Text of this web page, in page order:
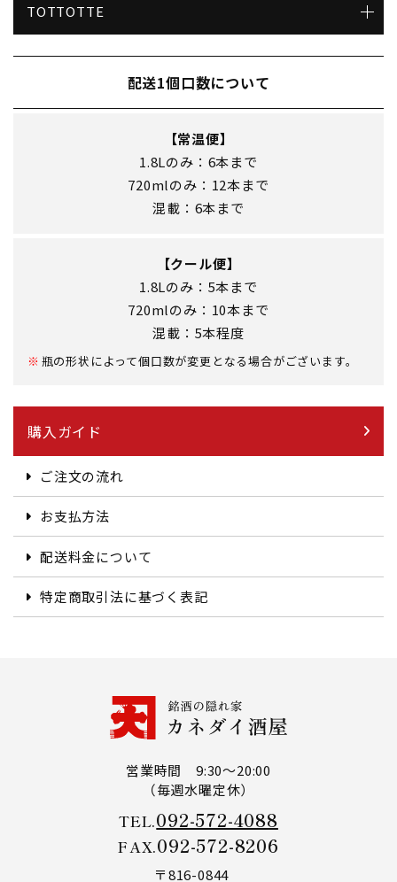
TOTTOTTE
配送1個口数について
【常温便】
1.8Lのみ：6本まで
720mlのみ：12本まで
混載：6本まで
【クール便】
1.8Lのみ：5本まで
720mlのみ：10本まで
混載：5本程度
瓶の形状によって個口数が変更となる場合がございます。
購入ガイド
ご注文の流れ
お支払方法
配送料金について
特定商取引法に基づく表記
営業時間 9:30～20:00
（毎週水曜定休）
TEL.092-572-4088
FAX.092-572-8206
〒816-0844